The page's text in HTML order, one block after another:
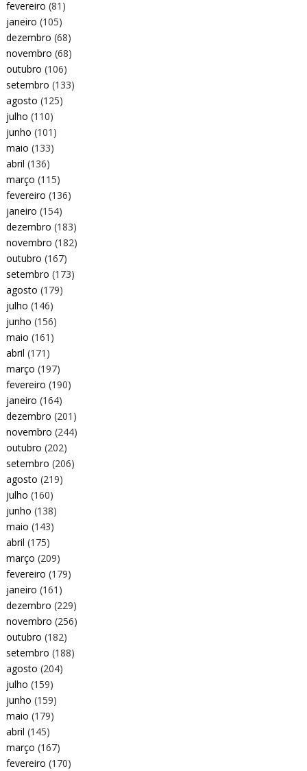
fevereiro (81)
janeiro (105)
dezembro (68)
novembro (68)
outubro (106)
setembro (133)
agosto (125)
julho (110)
junho (101)
maio (133)
abril (136)
março (115)
fevereiro (136)
janeiro (154)
dezembro (183)
novembro (182)
outubro (167)
setembro (173)
agosto (179)
julho (146)
junho (156)
maio (161)
abril (171)
março (197)
fevereiro (190)
janeiro (164)
dezembro (201)
novembro (244)
outubro (202)
setembro (206)
agosto (219)
julho (160)
junho (138)
maio (143)
abril (175)
março (209)
fevereiro (179)
janeiro (161)
dezembro (229)
novembro (256)
outubro (182)
setembro (188)
agosto (204)
julho (159)
junho (159)
maio (179)
abril (145)
março (167)
fevereiro (170)